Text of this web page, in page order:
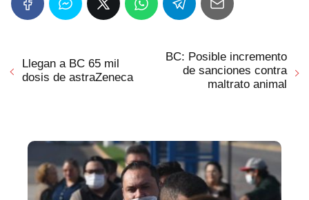
Llegan a BC 65 mil
dosis de astraZeneca
BC: Posible incremento
de sanciones contra
maltrato animal